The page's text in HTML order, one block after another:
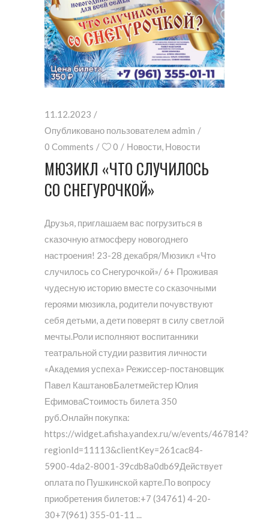
11.12.2023
Опубликовано пользователемadmin
0 Comments
0 Новости, Новости
МЮЗИКЛ «ЧТО СЛУЧИЛОСЬ
СО СНЕГУРОЧКОЙ»
Друзья, приглашаем вас погрузиться в
сказочную атмосферу новогоднего
настроения! 23-28 декабря/Мюзикл «Что
случилось со Снегурочкой»/ 6+ Проживая
чудесную историю вместе со сказочными
героями мюзикла, родители почувствуют
себя детьми, а дети поверят в силу светлой
мечты.Роли исполняют воспитанники
театральной студии развития личности
«Академия успеха» Режиссер-постановщик
Павел КаштановБалетмейстер Юлия
ЕфимоваСтоимость билета 350
руб.Онлайн покупка:
https://widget.afisha.yandex.ru/w/events/467814?
regionId=11113&clientKey=261cac84-
5900-4da2-8001-39cdb8a0db69Действует
оплата по Пушкинской карте.По вопросу
приобретения билетов:+7 (34761) 4-20-
30+7(961) 355-01-11